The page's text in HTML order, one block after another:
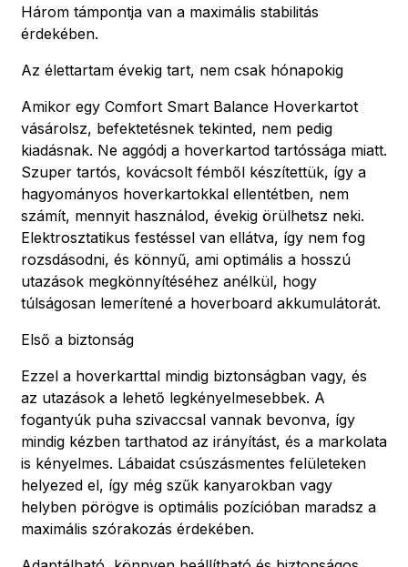
Három támpontja van a maximális stabilitás
érdekében.
Az élettartam évekig tart, nem csak hónapokig
Amikor egy Comfort Smart Balance Hoverkartot
vásárolsz, befektetésnek tekinted, nem pedig
kiadásnak. Ne aggódj a hoverkartod tartóssága miatt.
Szuper tartós, kovácsolt fémből készítettük, így a
hagyományos hoverkartokkal ellentétben, nem
számít, mennyit használod, évekig örülhetsz neki.
Elektrosztatikus festéssel van ellátva, így nem fog
rozsdásodni, és könnyű, ami optimális a hosszú
utazások megkönnyítéséhez anélkül, hogy
túlságosan lemerítené a hoverboard akkumulátorát.
Első a biztonság
Ezzel a hoverkarttal mindig biztonságban vagy, és
az utazások a lehető legkényelmesebbek. A
fogantyúk puha szivaccsal vannak bevonva, így
mindig kézben tarthatod az irányítást, és a markolata
is kényelmes. Lábaidat csúszásmentes felületeken
helyezed el, így még szűk kanyarokban vagy
helyben pörögve is optimális pozícióban maradsz a
maximális szórakozás érdekében.